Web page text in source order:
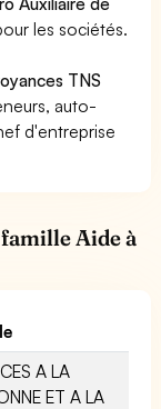
les sociétés.
TNS
auto-
d'entreprise
Aide à
A LA
ET A LA